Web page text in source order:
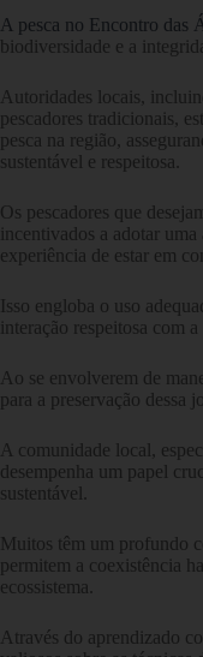
A pesca no Encontro das
biodiversidade e a
Autoridades locais,
pescadores tradicionais,
pesca na região,
sustentável e respeitosa.
Os pescadores que
incentivados a adotar uma
experiência de estar em
Isso engloba o uso
interação respeitosa com a
Ao se envolverem de
para a preservação dessa
A comunidade local,
desempenha um papel
sustentável.
Muitos têm um profundo
permitem a coexistência
ecossistema.
Através do aprendizado